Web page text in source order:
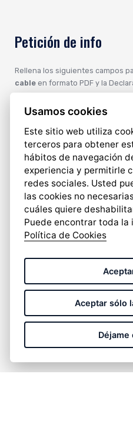
Petición de info
Rellena los siguientes campos
cable en formato PDF y la
Usamos cookies
Este sitio web utiliza
terceros para obtener
hábitos de navegación
experiencia y permitirle
redes sociales. Usted
las cookies no
cuáles quiere
Puede encontrar toda la
Política de Cookies
Aceptar sólo
Déjame